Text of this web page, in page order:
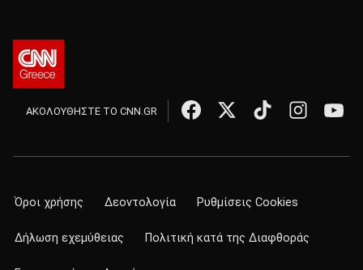
ΑΚΟΛΟΥΘΗΣΤΕ ΤΟ CNN.GR
Όροι χρήσης Δεοντολογία Ρυθμίσεις Cookies
Δήλωση εχεμύθειας Πολιτική κατά της Διαφθοράς